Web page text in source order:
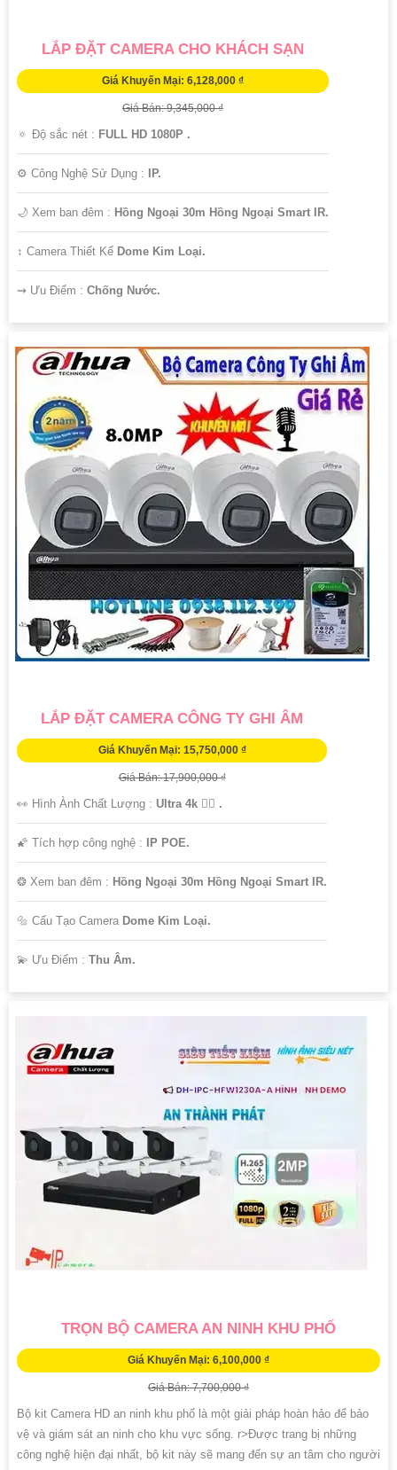
LẮP ĐẶT CAMERA CHO KHÁCH SẠN
Giá Khuyến Mại: 6,128,000 ₫
Giá Bán: 9,345,000 ₫
🔅 Độ sắc nét : FULL HD 1080P .
⚙ Công Nghệ Sử Dụng : IP.
🌙 Xem ban đêm : Hồng Ngoại 30m Hồng Ngoại Smart IR.
↕️ Camera Thiết Kế Dome Kim Loại.
️⇝ Ưu Điểm : Chống Nước.
LẮP ĐẶT CAMERA CÔNG TY GHI ÂM
Giá Khuyến Mại: 15,750,000 ₫
Giá Bán: 17,900,000 ₫
👀 Hình Ành Chất Lượng : Ultra 4k 👍🏾 .
🌠 Tích hợp công nghệ : IP POE.
❂ Xem ban đêm : Hồng Ngoại 30m Hồng Ngoại Smart IR.
🔩 Cấu Tạo Camera Dome Kim Loại.
️💫 Ưu Điểm : Thu Âm.
TRỌN BỘ CAMERA AN NINH KHU PHỐ
Giá Khuyến Mại: 6,100,000 ₫
Giá Bán: 7,700,000 ₫
Bộ kit Camera HD an ninh khu phố là một giải pháp hoàn hảo để bảo
vệ và giám sát an ninh cho khu vực sống. r>Được trang bị những
công nghệ hiện đại nhất, bộ kit này sẽ mang đến sự an tâm cho người